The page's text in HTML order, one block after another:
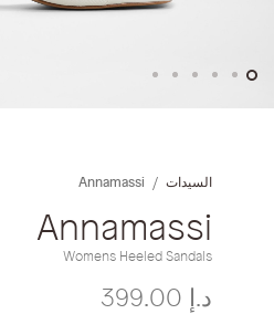
إصدار
السيدات Annamassi
Annamassi
Womens Heeled Sandals
د.إ‏ 399.00